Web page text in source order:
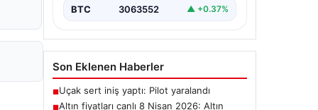
BTC 3063552 ▲ +0.37%
Son Eklenen Haberler
■Uçak sert iniş yaptı: Pilot yaralandı
■Altın fiyatları canlı 8 Nisan 2026: Altın